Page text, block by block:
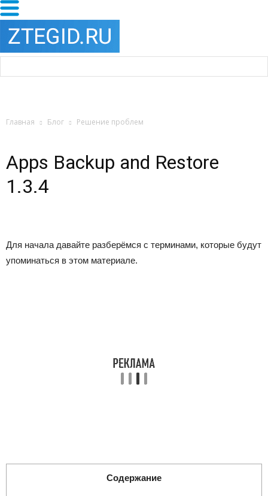
Главная Блог Решение проблем
Apps Backup and Restore
1.3.4
Для начала давайте разберёмся с терминами, которые будут
упоминаться в этом материале.
Содержание